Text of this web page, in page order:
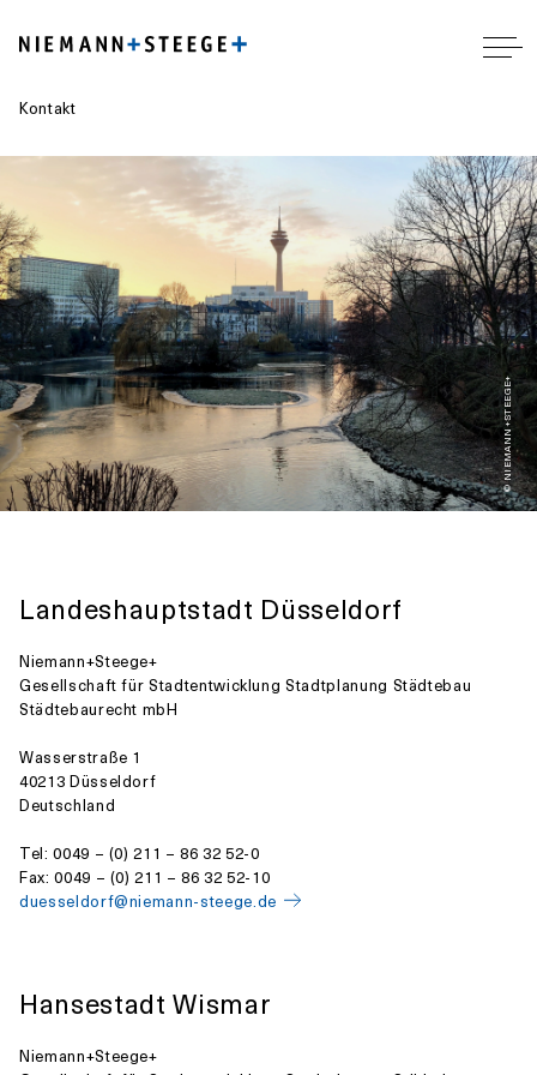
Kontakt
© NIEMANN+STEEGE+
Landeshauptstadt Düsseldorf
Niemann+Steege+
Gesellschaft für Stadtentwicklung Stadtplanung Städtebau
Städtebaurecht mbH
Wasserstraße 1
40213 Düsseldorf
Deutschland
Tel: 0049 – (0) 211 – 86 32 52-0
Fax: 0049 – (0) 211 – 86 32 52-10
duesseldorf@niemann-steege.de
Hansestadt Wismar
Niemann+Steege+